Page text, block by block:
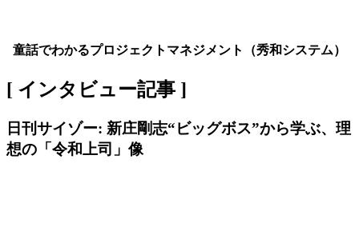
童話でわかるプロジェクトマネジメント（秀和システム）
[ インタビュー記事 ]
日刊サイゾー: 新庄剛志“ビッグボス”から学ぶ、理
想の「令和上司」像